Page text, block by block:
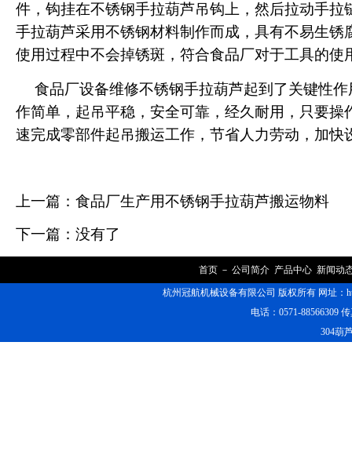
件，钩挂在不锈钢手拉葫芦吊钩上，然后拉动手拉
手拉葫芦采用不锈钢材料制作而成，具有不易生锈
使用过程中不会掉锈斑，符合食品厂对于工具的使
食品厂设备维修不锈钢手拉葫芦起到了关键性
作简单，起吊平稳，安全可靠，经久耐用，只要操
速完成零部件起吊搬运工作，节省人力劳动，加快
上一篇： 食品厂生产用不锈钢手拉葫芦搬运物料
下一篇：没有了
首页 － 公司简介 产品中心 新闻动
杭州冠航机械设备有限公司 版权所有 网址：
电话：0571-88566309
304葫